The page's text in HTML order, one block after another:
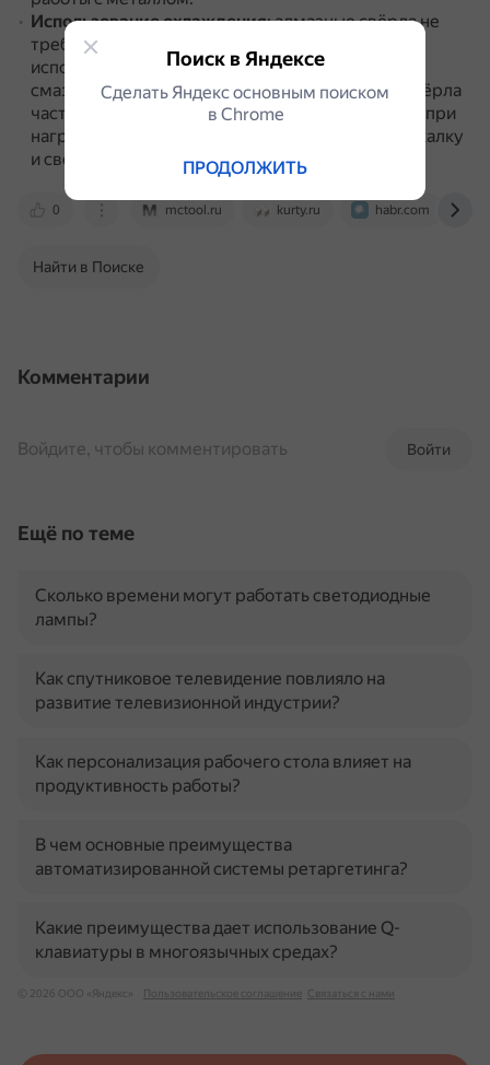
Использование охлаждения: алмазные свёрла не
требовательны к охлаждению, их можно
использовать без или с переменной подачей
смазочно-охлаждающей жидкости.Обычные свёрла
часто требуют стабильного охлаждения, так как при
нагреве свыше 150 °С сталь начинает терять закалку
и сверло быстро тупится.
0 mctool.ru kurty.ru habr.com
Найти в Поиске
Комментарии
Войти
Войдите, чтобы комментировать
Ещё по теме
Сколько времени могут работать светодиодные
лампы?
Как спутниковое телевидение повлияло на
развитие телевизионной индустрии?
Как персонализация рабочего стола влияет на
продуктивность работы?
В чем основные преимущества
автоматизированной системы ретаргетинга?
Какие преимущества дает использование Q-
клавиатуры в многоязычных средах?
© 2026 ООО «Яндекс» Пользовательское соглашение Связаться с нами
Поиск в Яндексе
Сделать Яндекс основным поиском
в Сhrome
ПРОДОЛЖИТЬ